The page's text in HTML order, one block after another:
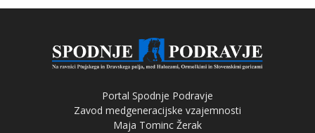
Portal Spodnje Podravje
Zavod medgeneracijske vzajemnosti
Maja Tominc Žerak